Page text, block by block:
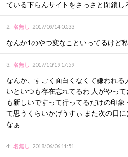
ている下らんサイトをさっさと閉鎖し
2: 名無し 2017/09/14 00:33
なんか1のやつ変なこといってるけど
3: 名無し 2017/10/19 17:59
なんか、すごく面白くなくて嫌われる
いといつも存在忘れてるわ 人がやっ
も新しいですって行ってるだけの印象
て思うくらいかげうすぃ また次の日
なぁ
4: 名無し 2018/06/06 11:51